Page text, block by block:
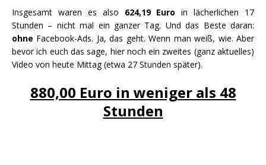
Insgesamt waren es also 624,19 Euro in lächerlichen 17
Stunden – nicht mal ein ganzer Tag. Und das Beste daran:
ohne Facebook-Ads. Ja, das geht. Wenn man weiß, wie. Aber
bevor ich euch das sage, hier noch ein zweites (ganz aktuelles)
Video von heute Mittag (etwa 27 Stunden später).
880,00 Euro in weniger als 48
Stunden